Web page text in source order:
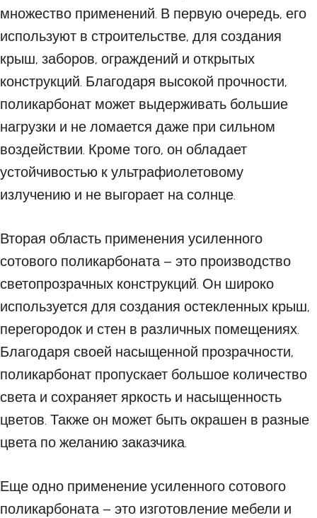
множество применений. В первую очередь, его
используют в строительстве, для создания
крыш, заборов, ограждений и открытых
конструкций. Благодаря высокой прочности,
поликарбонат может выдерживать большие
нагрузки и не ломается даже при сильном
воздействии. Кроме того, он обладает
устойчивостью к ультрафиолетовому
излучению и не выгорает на солнце.
Вторая область применения усиленного
сотового поликарбоната – это производство
светопрозрачных конструкций. Он широко
используется для создания остекленных крыш,
перегородок и стен в различных помещениях.
Благодаря своей насыщенной прозрачности,
поликарбонат пропускает большое количество
света и сохраняет яркость и насыщенность
цветов. Также он может быть окрашен в разные
цвета по желанию заказчика.
Еще одно применение усиленного сотового
поликарбоната – это изготовление мебели и